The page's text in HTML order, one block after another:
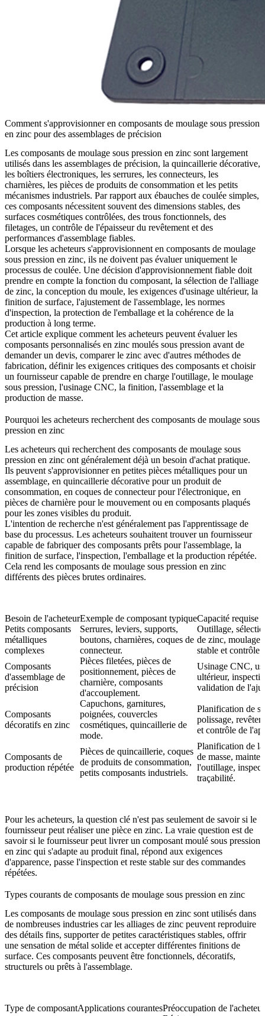
Comment s'approvisionner en composants de moulage sous pression
en zinc pour des assemblages de précision
Les composants de moulage sous pression en zinc sont largement
utilisés dans les assemblages de précision, la quincaillerie décorative,
les boîtiers électroniques, les serrures, les connecteurs, les
charnières, les pièces de produits de consommation et les petits
mécanismes industriels. Par rapport aux ébauches de coulée simples,
ces composants nécessitent souvent des dimensions stables, des
surfaces cosmétiques contrôlées, des trous fonctionnels, des
filetages, un contrôle de l'épaisseur du revêtement et des
performances d'assemblage fiables.
Lorsque les acheteurs s'approvisionnent en composants de moulage
sous pression en zinc, ils ne doivent pas évaluer uniquement le
processus de coulée. Une décision d'approvisionnement fiable doit
prendre en compte la fonction du composant, la sélection de l'alliage
de zinc, la conception du moule, les exigences d'usinage ultérieur, la
finition de surface, l'ajustement de l'assemblage, les normes
d'inspection, la protection de l'emballage et la cohérence de la
production à long terme.
Cet article explique comment les acheteurs peuvent évaluer les
composants personnalisés en zinc moulés sous pression avant de
demander un devis, comparer le zinc avec d'autres méthodes de
fabrication, définir les exigences critiques des composants et choisir
un fournisseur capable de prendre en charge l'outillage, le moulage
sous pression, l'usinage CNC, la finition, l'assemblage et la
production de masse.
Pourquoi les acheteurs recherchent des composants de moulage sous
pression en zinc
Les acheteurs qui recherchent des composants de moulage sous
pression en zinc ont généralement déjà un besoin d'achat pratique.
Ils peuvent s'approvisionner en petites pièces métalliques pour un
assemblage, en quincaillerie décorative pour un produit de
consommation, en coques de connecteur pour l'électronique, en
pièces de charnière pour le mouvement ou en composants plaqués
pour les zones visibles du produit.
L'intention de recherche n'est généralement pas l'apprentissage de
base du processus. Les acheteurs souhaitent trouver un fournisseur
capable de fabriquer des composants prêts pour l'assemblage, la
finition de surface, l'inspection, l'emballage et la production répétée.
Cela rend les composants de moulage sous pression en zinc
différents des pièces brutes ordinaires.
Besoin de l'acheteurExemple de composant typiqueCapacité requise
Petits composants
métalliques
complexes
Serrures, leviers, supports,
boutons, charnières, coques de
connecteur.
Outillage,
de zinc, moulage
stable et contrôle
Composants
d'assemblage de
précision
Pièces filetées, pièces de
positionnement, pièces de
charnière, composants
d'accouplement.
Usinage CNC,
ultérieur,
validation de
Composants
décoratifs en zinc
Capuchons, garnitures,
poignées, couvercles
cosmétiques, quincaillerie de
mode.
Planification de
polissage,
et contrôle de
Composants de
production répétée
Pièces de quincaillerie, coques
de produits de consommation,
petits composants industriels.
Planification de
de masse,
l'outillage,
traçabilité.
Pour les acheteurs, la question clé n'est pas seulement de savoir si le
fournisseur peut réaliser une pièce en zinc. La vraie question est de
savoir si le fournisseur peut livrer un composant moulé sous pression
en zinc qui s'adapte au produit final, répond aux exigences
d'apparence, passe l'inspection et reste stable sur des commandes
répétées.
Types courants de composants de moulage sous pression en zinc
Les composants de moulage sous pression en zinc sont utilisés dans
de nombreuses industries car les alliages de zinc peuvent reproduire
des détails fins, supporter de petites caractéristiques stables, offrir
une sensation de métal solide et accepter différentes finitions de
surface. Ces composants peuvent être fonctionnels, décoratifs,
structurels ou prêts à l'assemblage.
Type de composantApplications courantesPréoccupation de l'acheteur